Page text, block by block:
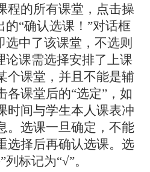
程的所有课堂，点击操
的“确认选课！”对话框
选中了该课堂，不选则
论课需选择安排了上课
个课堂，并且不能是辅
各课堂后的“选定”，如
时间与学生本人课表冲
。选课一旦确定，不能
选择后再确认选课。选
标记为“√”。